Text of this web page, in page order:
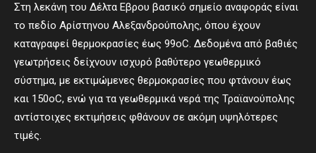
Στη λεκάνη του Δέλτα Εβρου βασικό σημείο αναφοράς είναι
το πεδίο Αρίστηνου Αλεξανδρούπολης, όπου έχουν
καταγραφεί θερμοκρασίες έως 99οC. Δεδομένα από βαθιές
γεωτρήσεις δείχνουν ισχυρό βαθύτερο γεωθερμικό
σύστημα, με εκτιμώμενες θερμοκρασίες που φτάνουν έως
και 150οC, ενώ για τα γεωθερμικά νερά της Τραϊανούπολης
αντίστοιχες εκτιμήσεις φθάνουν σε ακόμη υψηλότερες
τιμές.